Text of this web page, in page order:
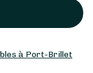
à Port-Brillet